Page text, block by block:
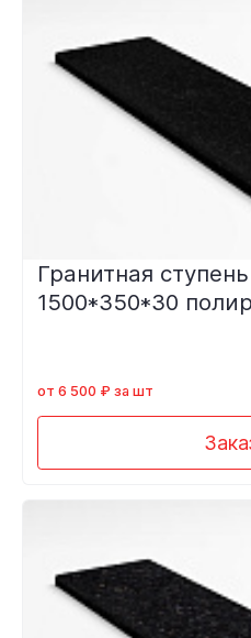
Гранитная
1500*350*30
от 6 500 ₽ за шт